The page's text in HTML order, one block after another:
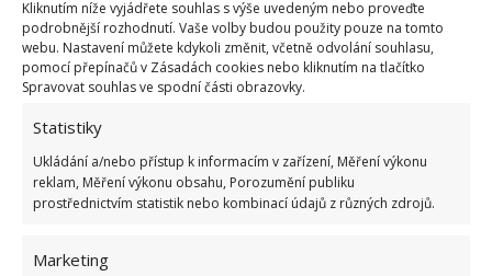
Kliknutím níže vyjádřete souhlas s výše uvedeným nebo proveďte
podrobnější rozhodnutí. Vaše volby budou použity pouze na tomto
webu. Nastavení můžete kdykoli změnit, včetně odvolání souhlasu,
pomocí přepínačů v Zásadách cookies nebo kliknutím na tlačítko
Spravovat souhlas ve spodní části obrazovky.
Statistiky
Ukládání a/nebo přístup k informacím v zařízení, Měření výkonu
reklam, Měření výkonu obsahu, Porozumění publiku
prostřednictvím statistik nebo kombinací údajů z různých zdrojů.
Marketing